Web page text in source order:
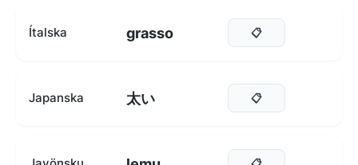
Ítalska grasso 📋
Japanska 太い 📋